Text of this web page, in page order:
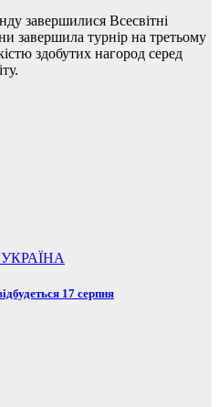
завершилися Всесвітні
завершила турнір на третьому
здобутих нагород серед
УКРАЇНА
17 серпня